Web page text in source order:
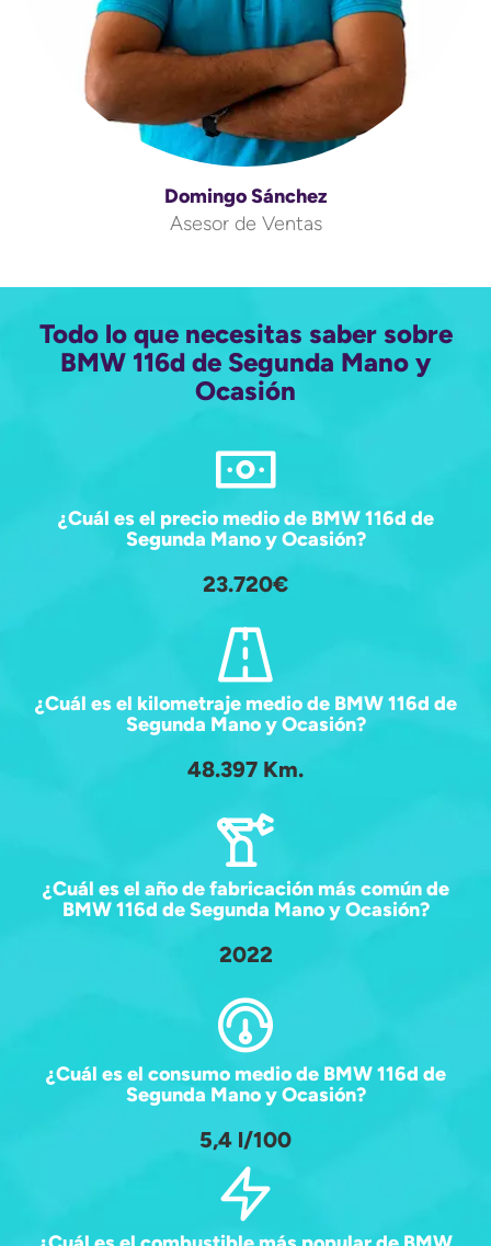
Domingo Sánchez
Asesor de Ventas
Todo lo que necesitas saber sobre
BMW 116d de Segunda Mano y
Ocasión
¿Cuál es el precio medio de BMW 116d de
Segunda Mano y Ocasión?
23.720€
¿Cuál es el kilometraje medio de BMW 116d de
Segunda Mano y Ocasión?
48.397 Km.
¿Cuál es el año de fabricación más común de
BMW 116d de Segunda Mano y Ocasión?
2022
¿Cuál es el consumo medio de BMW 116d de
Segunda Mano y Ocasión?
5,4 l/100